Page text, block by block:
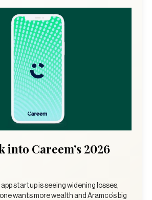
into Careem’s 2026
app startup is seeing widening losses,
wants more wealth and Aramco’s big